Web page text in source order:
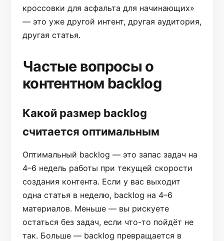
кроссовки для асфальта для начинающих»
— это уже другой интент, другая аудитория,
другая статья.
Частые вопросы о
контентном backlog
Какой размер backlog
считается оптимальным
Оптимальный backlog — это запас задач на
4–6 недель работы при текущей скорости
создания контента. Если у вас выходит
одна статья в неделю, backlog на 4–6
материалов. Меньше — вы рискуете
остаться без задач, если что-то пойдёт не
так. Больше — backlog превращается в